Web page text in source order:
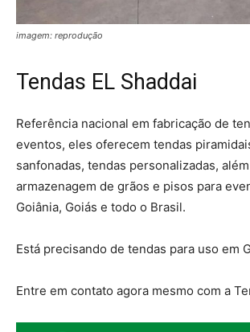
imagem: reprodução
Tendas EL Shaddai
Referência nacional em fabricação de
eventos, eles oferecem tendas
sanfonadas, tendas personalizadas,
armazenagem de grãos e pisos para
Goiânia, Goiás e todo o Brasil.
Está precisando de tendas para uso em
Entre em contato agora mesmo com a